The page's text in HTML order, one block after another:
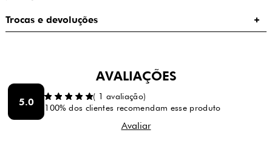
Trocas e devoluções
AVALIAÇÕES
5.0 ( 1 avaliação)
100% dos clientes recomendam esse produto